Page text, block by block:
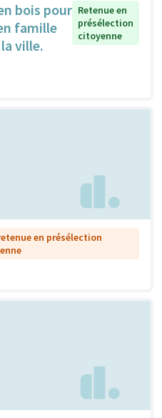
bois pour
famille
ville.
Retenue en
présélection
citoyenne
en présélection